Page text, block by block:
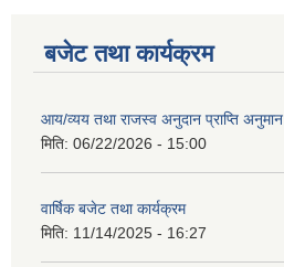
बजेट तथा कार्यक्रम
आय/व्यय तथा राजस्व अनुदान प्राप्ति अनुमान
मिति: 06/22/2026 - 15:00
वार्षिक बजेट तथा कार्यक्रम
मिति: 11/14/2025 - 16:27